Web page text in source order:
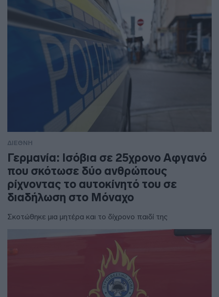
ΔΙΕΘΝΗ
Γερμανία: Ισόβια σε 25χρονο Αφγανό
που σκότωσε δύο ανθρώπους
ρίχνοντας το αυτοκίνητό του σε
διαδήλωση στο Μόναχο
Σκοτώθηκε μια μητέρα και το δίχρονο παιδί της